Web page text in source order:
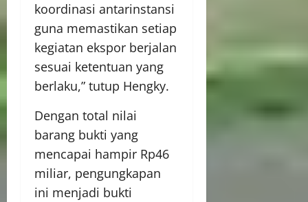
koordinasi antarinstansi
guna memastikan setiap
kegiatan ekspor berjalan
sesuai ketentuan yang
berlaku,” tutup Hengky.
Dengan total nilai
barang bukti yang
mencapai hampir Rp46
miliar, pengungkapan
ini menjadi bukti